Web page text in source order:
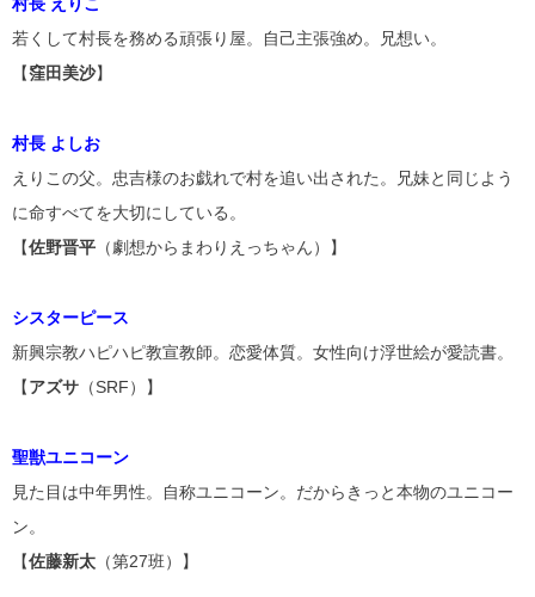
村長 えりこ
若くして村長を務める頑張り屋。自己主張強め。兄想い。
【窪田美沙】
村長 よしお
えりこの父。忠吉様のお戯れで村を追い出された。兄妹と同じよう
に命すべてを大切にしている。
【佐野晋平 （劇想からまわりえっちゃん）】
シスターピース
新興宗教ハピハピ教宣教師。恋愛体質。女性向け浮世絵が愛読書。
【アズサ （SRF）】
聖獣ユニコーン
見た目は中年男性。自称ユニコーン。だからきっと本物のユニコー
ン。
【佐藤新太 （第27班）】